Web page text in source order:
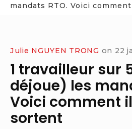
mandats RTO. Voici
Julie NGUYEN TRONG on 22
1 travailleur sur
déjoue) les
Voici comment
sortent